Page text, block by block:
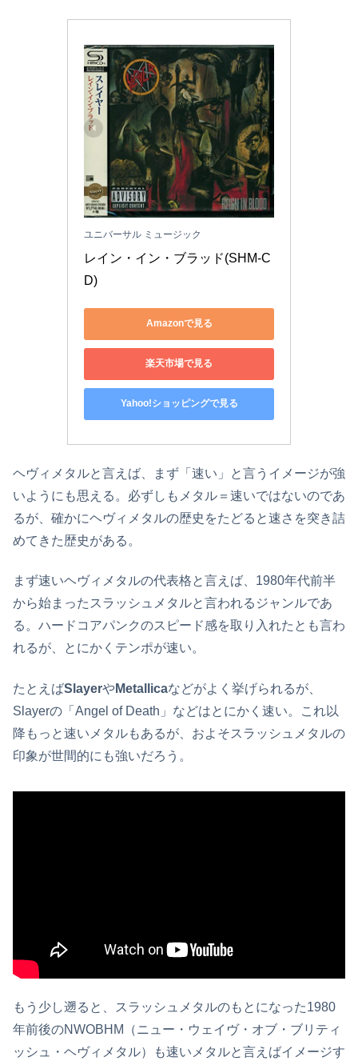
ユニバーサル ミュージック
レイン・イン・ブラッド(SHM-C
D)
Amazonで見る
楽天市場で見る
Yahoo!ショッピングで見る
ヘヴィメタルと言えば、まず「速い」と言うイメージが強
いようにも思える。必ずしもメタル＝速いではないのであ
るが、確かにヘヴィメタルの歴史をたどると速さを突き詰
めてきた歴史がある。
まず速いヘヴィメタルの代表格と言えば、1980年代前半
から始まったスラッシュメタルと言われるジャンルであ
る。ハードコアパンクのスピード感を取り入れたとも言わ
れるが、とにかくテンポが速い。
たとえばSlayerやMetallicaなどがよく挙げられるが、
Slayerの「Angel of Death」などはとにかく速い。これ以
降もっと速いメタルもあるが、およそスラッシュメタルの
印象が世間的にも強いだろう。
もう少し遡ると、スラッシュメタルのもとになった1980
年前後のNWOBHM（ニュー・ウェイヴ・オブ・ブリティ
ッシュ・ヘヴィメタル）も速いメタルと言えばイメージす